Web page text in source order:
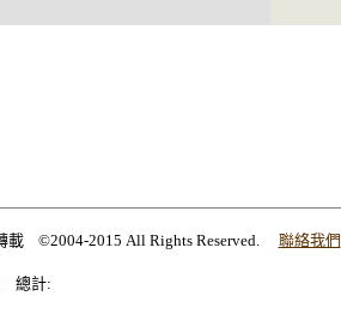
載 ©2004-2015 All Rights Reserved. 聯絡我們
總計: